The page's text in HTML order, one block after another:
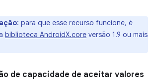
: para que esse recurso funcione, é
biblioteca AndroidX.core versão 1.9 ou mais
de capacidade de aceitar valores